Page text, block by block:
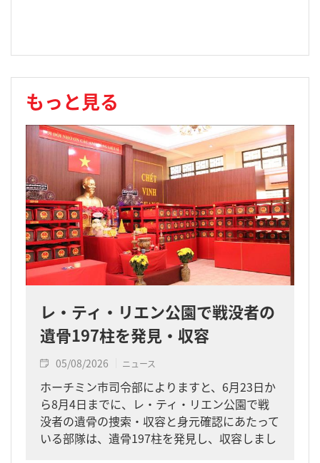
もっと見る
レ・ティ・リエン公園で戦没者の
遺骨197柱を発見・収容
05/08/2026 ニュース
ホーチミン市司令部によりますと、6月23日か
ら8月4日までに、レ・ティ・リエン公園で戦
没者の遺骨の捜索・収容と身元確認にあたって
いる部隊は、遺骨197柱を発見し、収容しまし